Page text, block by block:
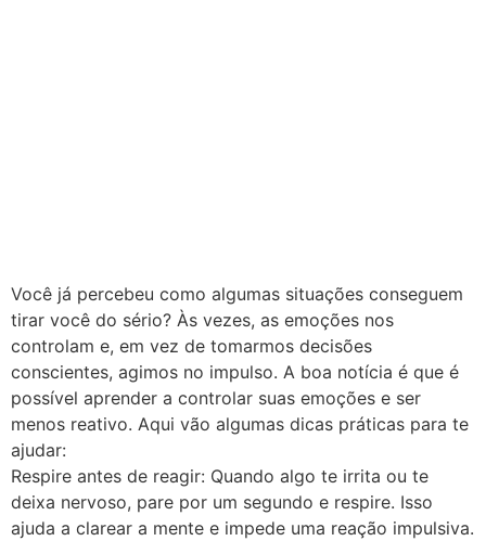
Você já percebeu como algumas situações conseguem
tirar você do sério? Às vezes, as emoções nos
controlam e, em vez de tomarmos decisões
conscientes, agimos no impulso. A boa notícia é que é
possível aprender a controlar suas emoções e ser
menos reativo. Aqui vão algumas dicas práticas para te
ajudar:
Respire antes de reagir: Quando algo te irrita ou te
deixa nervoso, pare por um segundo e respire. Isso
ajuda a clarear a mente e impede uma reação impulsiva.